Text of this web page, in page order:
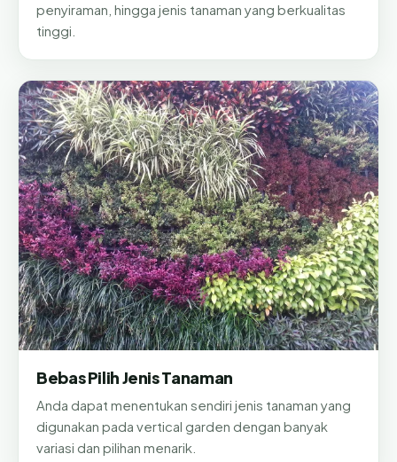
penyiraman, hingga jenis tanaman yang berkualitas
tinggi.
Bebas Pilih Jenis Tanaman
Anda dapat menentukan sendiri jenis tanaman yang
digunakan pada vertical garden dengan banyak
variasi dan pilihan menarik.